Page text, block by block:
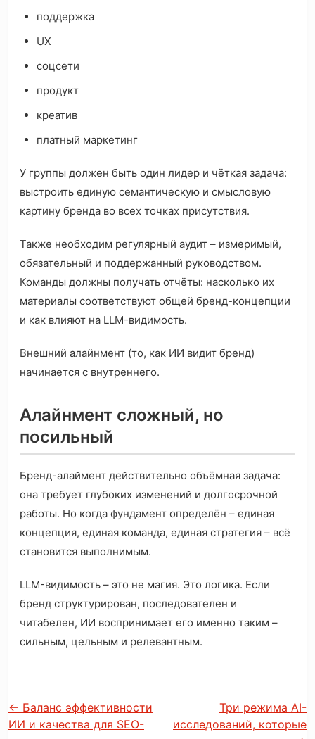
поддержка
UX
соцсети
продукт
креатив
платный маркетинг
У группы должен быть один лидер и чёткая задача:
выстроить единую семантическую и смысловую
картину бренда во всех точках присутствия.
Также необходим регулярный аудит – измеримый,
обязательный и поддержанный руководством.
Команды должны получать отчёты: насколько их
материалы соответствуют общей бренд-концепции
и как влияют на LLM-видимость.
Внешний алайнмент (то, как ИИ видит бренд)
начинается с внутреннего.
Алайнмент сложный, но
посильный
Бренд-алаймент действительно объёмная задача:
она требует глубоких изменений и долгосрочной
работы. Но когда фундамент определён – единая
концепция, единая команда, единая стратегия – всё
становится выполнимым.
LLM-видимость – это не магия. Это логика. Если
бренд структурирован, последователен и
читабелен, ИИ воспринимает его именно таким –
сильным, цельным и релевантным.
← Баланс эффективности
ИИ и качества для SEO-
Три режима AI-
исследований, которые